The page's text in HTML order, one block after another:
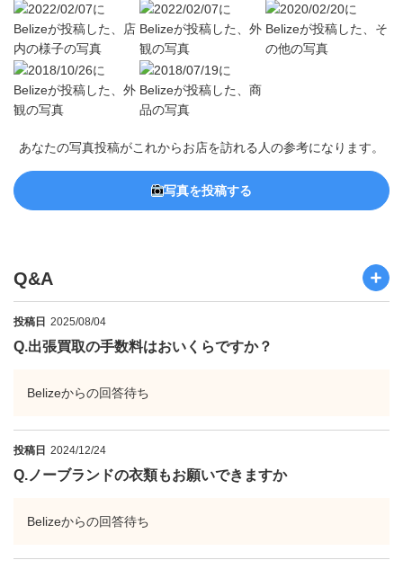
あなたの写真投稿がこれからお店を訪れる人の参考になります。
写真を投稿する
Q&A
投稿日 2025/08/04
Q.出張買取の手数料はおいくらですか？
Belizeからの回答待ち
投稿日 2024/12/24
Q. ノーブランドの衣類もお願いできますか
Belizeからの回答待ち